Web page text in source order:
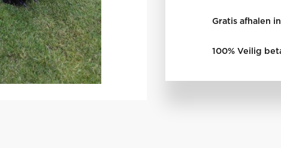
Gratis afhalen
100% Veilig